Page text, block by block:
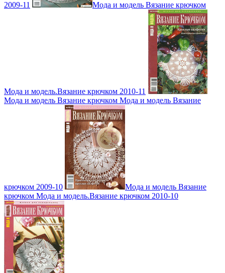
2009-11 Мода и модель Вязание крючком
Мода и модель.Вязание крючком 2010-11
Мода и модель Вязание крючком Мода и модель Вязание
крючком 2009-10
Мода и модель Вязание
крючком Мода и модель.Вязание крючком 2010-10